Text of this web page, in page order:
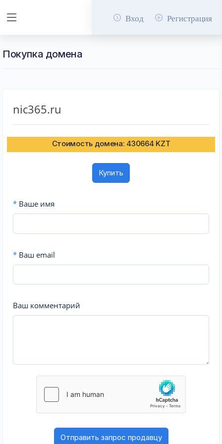
Вход Регистрация
Покупка домена
nic365.ru
Стоимость домена: 430664 KZT
Купить
* Ваше имя
* Ваш email
Ваш комментарий